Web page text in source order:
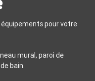
pour votre
mural, paroi de
bain.